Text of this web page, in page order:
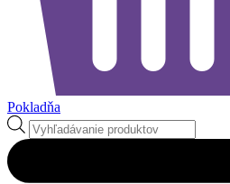
Pokladňa
Products
search